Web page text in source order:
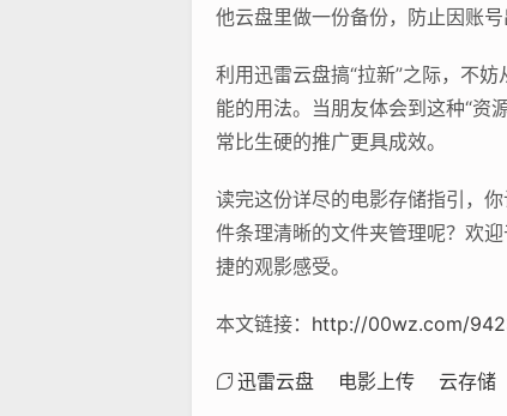
他云盘里做一份备份，防止因账
利用迅雷云盘搞“拉新”之际，不
能的用法。当朋友体会到这种“资
常比生硬的推广更具成效。
读完这份详尽的电影存储指引，
件条理清晰的文件夹管理呢？欢
捷的观影感受。
本文链接： http://00wz.com/
迅雷云盘 电影上传 云存储